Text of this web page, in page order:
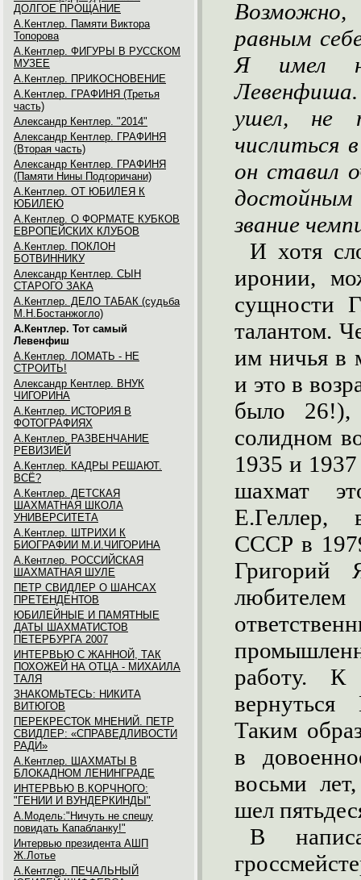
ДОЛГОЕ ПРОЩАНИЕ
А.Кентлер. Памяти Виктора
Топорова
А.Кентлер. ФИГУРЫ В РУССКОМ
МУЗЕЕ
А.Кентлер. ПРИКОСНОВЕНИЕ
А.Кентлер. ГРАФИНЯ (Третья
часть)
Александр Кентлер. "2014"
Александр Кентлер. ГРАФИНЯ
(Вторая часть)
Александр Кентлер. ГРАФИНЯ
(Памяти Нины Подгоричани)
А.Кентлер. ОТ ЮБИЛЕЯ К
ЮБИЛЕЮ
А.Кентлер. О ФОРМАТЕ КУБКОВ
ЕВРОПЕЙСКИХ КЛУБОВ
А.Кентлер. ПОКЛОН
БОТВИННИКУ
Александр Кентлер. СЫН
СТАРОГО ЗАКА
А.Кентлер. ДЕЛО ТАБАК (судьба
М.Н.Бостанжогло)
А.Кентлер. Тот самый
Левенфиш
А.Кентлер. ЛОМАТЬ - НЕ
СТРОИТЬ!
Александр Кентлер. ВНУК
ЧИГОРИНА
А.Кентлер. ИСТОРИЯ В
ФОТОГРАФИЯХ
А.Кентлер. РАЗВЕНЧАНИЕ
РЕВИЗИЕЙ
А.Кентлер. КАДРЫ РЕШАЮТ.
ВСЁ?
А.Кентлер. ДЕТСКАЯ
ШАХМАТНАЯ ШКОЛА
УНИВЕРСИТЕТА
А.Кентлер. ШТРИХИ К
БИОГРАФИИ М.И.ЧИГОРИНА
А.Кентлер. РОССИЙСКАЯ
ШАХМАТНАЯ ШУЛЕ
ПЕТР СВИДЛЕР О ШАНСАХ
ПРЕТЕНДЕНТОВ
ЮБИЛЕЙНЫЕ И ПАМЯТНЫЕ
ДАТЫ ШАХМАТИСТОВ
ПЕТЕРБУРГА 2007
ИНТЕРВЬЮ С ЖАННОЙ, ТАК
ПОХОЖЕЙ НА ОТЦА - МИХАИЛА
ТАЛЯ
ЗНАКОМЬТЕСЬ: НИКИТА
ВИТЮГОВ
ПЕРЕКРЕСТОК МНЕНИЙ. ПЕТР
СВИДЛЕР: «СПРАВЕДЛИВОСТИ
РАДИ»
А.Кентлер. ШАХМАТЫ В
БЛОКАДНОМ ЛЕНИНГРАДЕ
ИНТЕРВЬЮ В.КОРЧНОГО:
"ГЕНИИ И ВУНДЕРКИНДЫ"
А.Модель:"Ничуть не спешу
повидать Капабланку!"
Интервью президента АШП
Ж.Лотье
А.Кентлер. ПЕЧАЛЬНЫЙ
равным
Я имел
ушел, не
числиться
он ставил
звание
И хотя
иронии,
сущности
талантом.
им ничья в
и это в
было 26!),
солидном
1935 и
шахмат
Е.Геллер,
СССР в
Григорий
работу. К
вернуться
Таким
в
восьми
шел
В